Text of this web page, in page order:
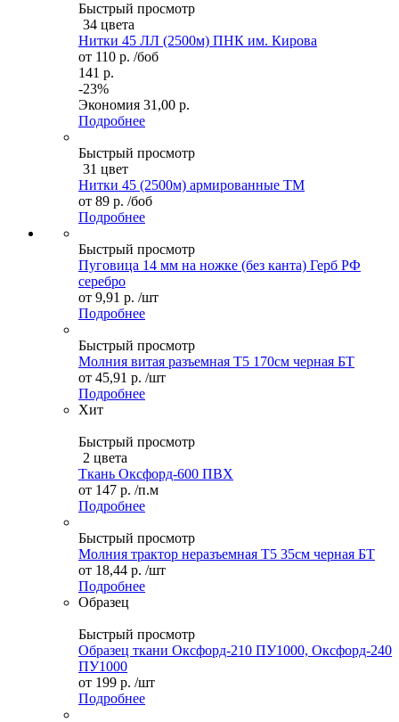
Быстрый просмотр
34 цвета
Нитки 45 ЛЛ (2500м) ПНК им. Кирова
от 110 р. /боб
141 р.
-23%
Экономия 31,00 р.
Подробнее
Быстрый просмотр
31 цвет
Нитки 45 (2500м) армированные ТМ
от 89 р. /боб
Подробнее
Быстрый просмотр
Пуговица 14 мм на ножке (без канта) Герб РФ
серебро
от 9,91 р. /шт
Подробнее
Быстрый просмотр
Молния витая разъемная Т5 170см черная БТ
от 45,91 р. /шт
Подробнее
Хит
Быстрый просмотр
2 цвета
Ткань Оксфорд-600 ПВХ
от 147 р. /п.м
Подробнее
Быстрый просмотр
Молния трактор неразъемная Т5 35см черная БТ
от 18,44 р. /шт
Подробнее
Образец
Быстрый просмотр
Образец ткани Оксфорд-210 ПУ1000, Оксфорд-240
ПУ1000
от 199 р. /шт
Подробнее